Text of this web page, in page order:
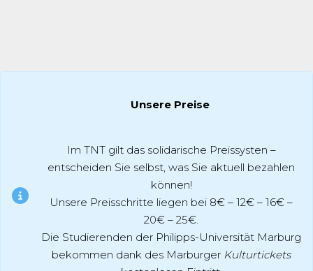
Unsere Preise
Im TNT gilt das solidarische Preissysten –
entscheiden Sie selbst, was Sie aktuell bezahlen
können!
Unsere Preisschritte liegen bei 8€ – 12€ – 16€ –
20€ – 25€.
Die Studierenden der Philipps-Universität Marburg
bekommen dank des Marburger Kulturtickets